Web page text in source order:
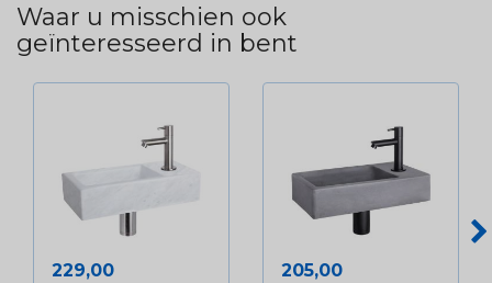
Waar u misschien ook
geïnteresseerd in bent
Prijs
229,00 Prijs
205,00